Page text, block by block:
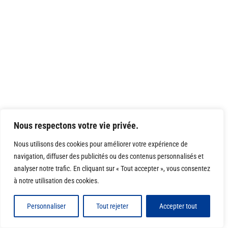
Nous respectons votre vie privée.
Nous utilisons des cookies pour améliorer votre expérience de
navigation, diffuser des publicités ou des contenus personnalisés et
analyser notre trafic. En cliquant sur « Tout accepter », vous consentez
à notre utilisation des cookies.
Personnaliser Tout rejeter Accepter tout